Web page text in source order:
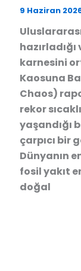
9 Haziran
karnesini
Kaosuna
Chaos)
rekor
yaşandığı
çarpıcı bir
Dünyanın
fosil yakıt
doğal